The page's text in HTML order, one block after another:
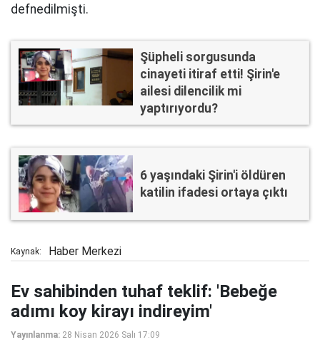
defnedilmişti.
Şüpheli sorgusunda
cinayeti itiraf etti! Şirin'e
ailesi dilencilik mi
yaptırıyordu?
6 yaşındaki Şirin'i öldüren
katilin ifadesi ortaya çıktı
Kaynak: Haber Merkezi
Ev sahibinden tuhaf teklif: 'Bebeğe
adımı koy kirayı indireyim'
Yayınlanma: 28 Nisan 2026 Salı 17:09